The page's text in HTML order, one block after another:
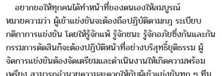
อยากขอให้ทุกคนได้ทำหน้าที่ของตนเองให้สมบูรณ์
หมายความว่า ผู้เข้าแข่งขันจะต้องถือปฏิบัติตามกฎ ระเบียบ
กติกาการแข่งขัน โดยให้รู้จักแพ้ รู้จักชนะ รู้จักอภัยซึ่งกันและกัน
กรรมการตัดสินก็จะต้องปฏิบัติหน้าที่อย่างบริสุทธิ์ยุติธรรม ผู้
จัดการแข่งขันต้องจัดเตรียมและดำเนินงานให้เกิดความพร้อม